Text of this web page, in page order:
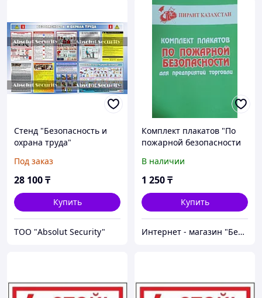
Стенд "Безопасность и
охрана труда"
Под заказ
28 100₸
Купить
ТОО "Absolut Security"
Комплект плакатов "По
пожарной безопасности
торговли" 5 листах
В наличии
1 250₸
Купить
Интернет - магазин "Безопасный Дом"